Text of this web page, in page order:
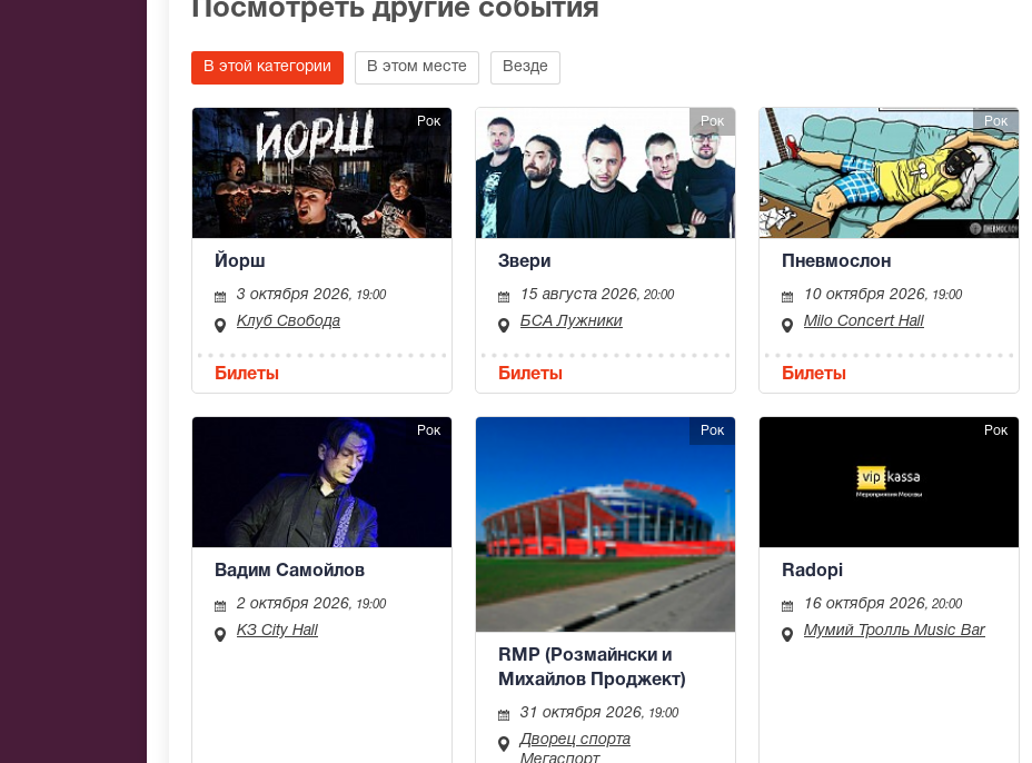
Посмотреть другие события
В этой категории В этом месте Везде
Рок
Йорш
3 октября 2026, 19:00
Клуб Свобода
Билеты
Рок
Звери
15 августа 2026, 20:00
БСА Лужники
Билеты
Рок
Пневмослон
10 октября 2026, 19:00
Milo Concert Hall
Билеты
Рок
Вадим Самойлов
2 октября 2026, 19:00
КЗ City Hall
Рок
RMP (Розмайнски и
Михайлов Проджект)
31 октября 2026, 19:00
Дворец спорта
Рок
Radopi
16 октября 2026, 20:00
Мумий Тролль Music Bar